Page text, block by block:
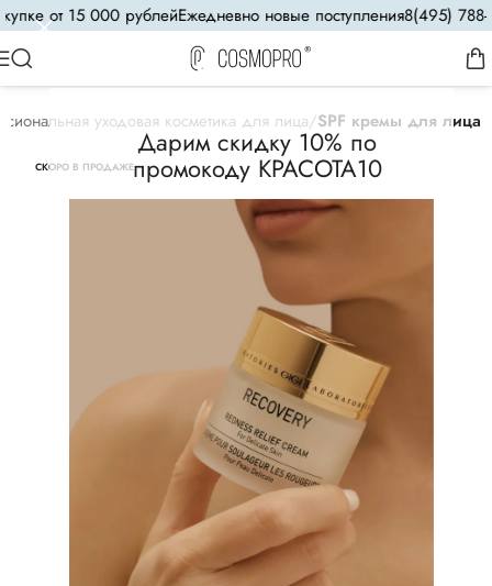
Дарим скидку 10% по
промокоду КРАСОТА10
от 15 000 рублейЕжедневно новые поступления8(495) 788-
уходовая косметика для лица SPF кремы для лица
СКОРО В ПРОДАЖЕ